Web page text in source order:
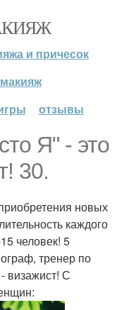
и причесок
отзывы
Я" - это
30.
новых
каждого
человек! 5
тренер по
визажист! С